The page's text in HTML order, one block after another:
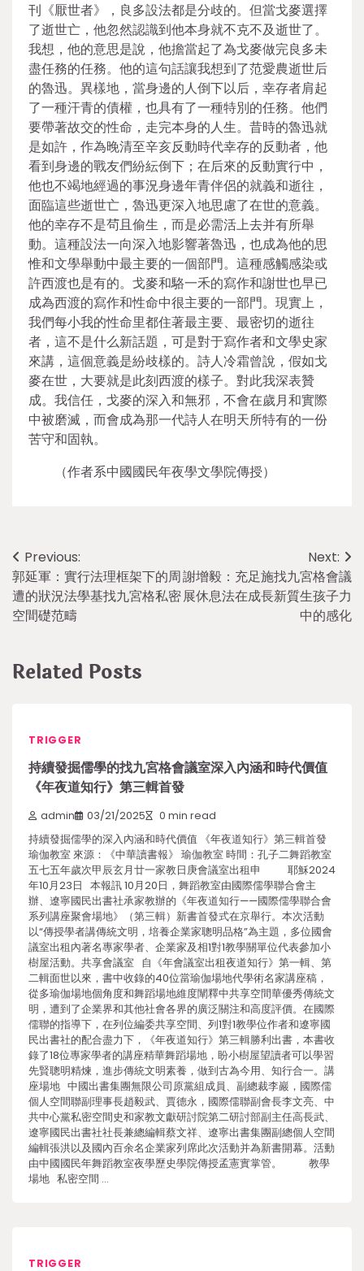
刊《厭世者》，良多設法都是分歧的。但當戈麥選擇
了逝世亡，他忽然認識到他本身就不克不及逝世了。
我想，他的意思是說，他擔當起了為戈麥做完良多未
盡任務的任務。他的這句話讓我想到了范愛農逝世后
的魯迅。異樣地，當身邊的人倒下以后，幸存者肩起
了一種汗青的債權，也具有了一種特別的任務。他們
要帶著故交的性命，走完本身的人生。昔時的魯迅就
是如許，作為晚清至辛亥反動時代幸存的反動者，他
看到身邊的戰友們紛紜倒下；在后來的反動實行中，
他也不竭地經過的事況身邊年青伴侶的就義和逝往，
面臨這些逝世亡，魯迅更深入地思慮了在世的意義。
他的幸存不是茍且偷生，而是必需活上去并有所舉
動。這種設法一向深入地影響著魯迅，也成為他的思
惟和文學舉動中最主要的一個部門。這種感觸感染或
許西渡也是有的。戈麥和駱一禾的寫作和謝世也早已
成為西渡的寫作和性命中很主要的一部門。現實上，
我們每小我的性命里都住著最主要、最密切的逝往
者，這不是什么新話題，可是對于寫作者和文學史家
來講，這個意義是紛歧樣的。詩人冷霜曾說，假如戈
麥在世，大要就是此刻西渡的樣子。對此我深表贊
成。我信任，戈麥的深入和無邪，不會在歲月和實際
中被磨滅，而會成為那一代詩人在明天所特有的一份
苦守和固執。
（作者系中國國民年夜學文學院傳授）
Post
navigation
Previous:
郭延軍：實行法理框架下的周
遭的狀況法學基找九宮格私密
空間礎范疇
Next:
謝增毅：充足施找九宮格會議
展休息法在成長新質生孩子力
中的感化
Related Posts
TRIGGER
持續發掘儒學的找九宮格會議室深入內涵和時代價值
《年夜道知行》第三輯首發
admin 03/21/2025 0 min read
持續發掘儒學的深入內涵和時代價值 《年夜道知行》第三輯首發
瑜伽教室 來源：《中華讀書報》 瑜伽教室 時間：孔子二舞蹈教室
五七五年歲次甲辰玄月廿一家教日庚會議室出租申 耶穌2024
年10月23日 本報訊 10月20日，舞蹈教室由國際儒學聯合會主
辦、遼寧國民出書社承家教辦的《年夜道知行——國際儒學聯合會
系列講座聚會場地》（第三輯）新書首發式在京舉行。本次活動
以“傳授學者講傳統文明，培養企業家聰明品格”為主題，多位國會
議室出租內著名專家學者、企業家及相1對1教學關單位代表參加小
樹屋活動。共享會議室 自《年會議室出租夜道知行》第一輯、第
二輯面世以來，書中收錄的40位當瑜伽場地代學術名家講座稿，
從多瑜伽場地個角度和舞蹈場地維度闡釋中共享空間華優秀傳統文
明，遭到了企業界和其他社會各界的廣泛關注和高度評價。在國際
儒聯的指導下，在列位編委共享空間、列1對1教學位作者和遼寧國
民出書社的配合盡力下，《年夜道知行》第三輯勝利出書，本書收
錄了18位專家學者的講座精華舞蹈場地，盼小樹屋望讀者可以學習
先賢聰明精煉，進步傳統文明素養，做到古為今用、知行合一。講
座場地 中國出書集團無限公司原黨組成員、副總裁李巖，國際儒
個人空間聯副理事長趙毅武、賈德永，國際儒聯副會長李文亮、中
共中心黨私密空間史和家教文獻研討院第二研討部副主任高長武、
遼寧國民出書社社長兼總編輯蔡文祥、遼寧出書集團副總個人空間
編輯張洪以及國內百余名企業家列席此次活動并為新書開幕。活動
由中國國民年舞蹈教室夜學歷史學院傳授孟憲實掌管。 教學
場地 私密空間 …
TRIGGER